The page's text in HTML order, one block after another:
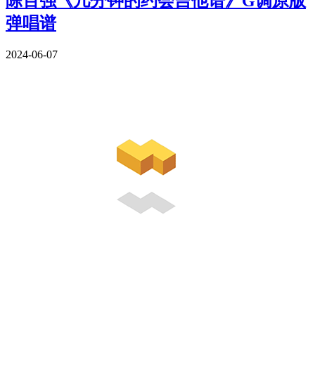
弹唱谱
2024-06-07